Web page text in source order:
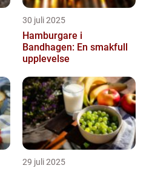
30 juli 2025
Hamburgare i
Bandhagen: En smakfull
upplevelse
29 juli 2025